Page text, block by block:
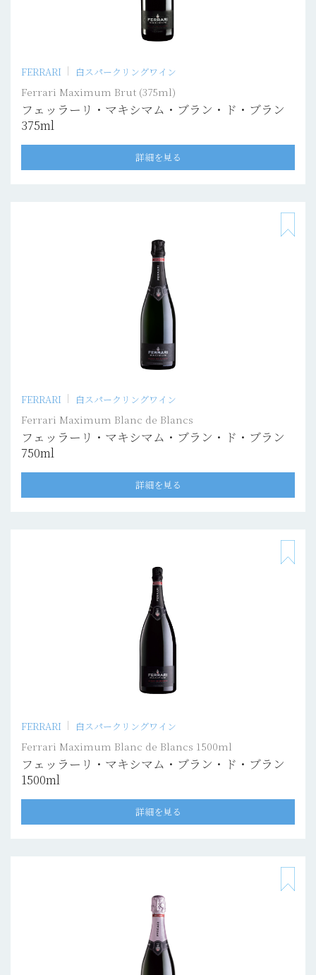
FERRARI 白スパークリングワイン
Ferrari Maximum Brut (375ml)
フェッラーリ・マキシマム・ブラン・ド・ブラン
375ml
詳細を見る
FERRARI 白スパークリングワイン
Ferrari Maximum Blanc de Blancs
フェッラーリ・マキシマム・ブラン・ド・ブラン
750ml
詳細を見る
FERRARI 白スパークリングワイン
Ferrari Maximum Blanc de Blancs 1500ml
フェッラーリ・マキシマム・ブラン・ド・ブラン
1500ml
詳細を見る